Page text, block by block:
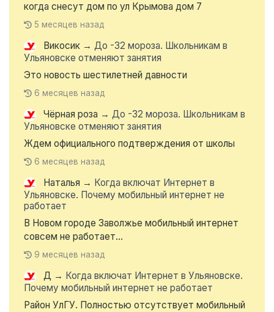
когда снесут дом по ул Крымова дом 7
5 месяцев назад
Викосик → До -32 мороза. Школьникам в
Ульяновске отменяют занятия
Это новость шестилетней давности
6 месяцев назад
Чёрная роза → До -32 мороза. Школьникам в
Ульяновске отменяют занятия
Ждем официального подтверждения от школы
6 месяцев назад
Наталья → Когда включат Интернет в
Ульяновске. Почему мобильный интернет не
работает
В Новом городе Заволжье мобильный интернет
совсем не работает...
9 месяцев назад
Д → Когда включат Интернет в Ульяновске.
Почему мобильный интернет не работает
Район УлГУ. Полностью отсутствует мобильный